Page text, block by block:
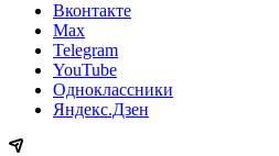
Вконтакте
Max
Telegram
YouTube
Одноклассники
Яндекс.Дзен